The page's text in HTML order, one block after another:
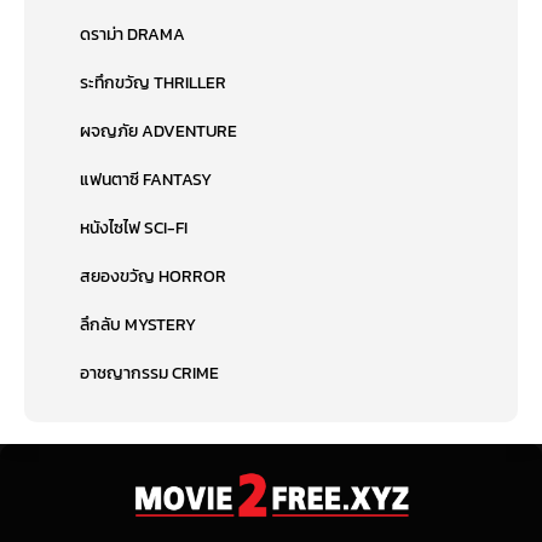
ดราม่า DRAMA
ระทึกขวัญ THRILLER
ผจญภัย ADVENTURE
แฟนตาซี FANTASY
หนังไซไฟ SCI-FI
สยองขวัญ HORROR
ลึกลับ MYSTERY
อาชญากรรม CRIME